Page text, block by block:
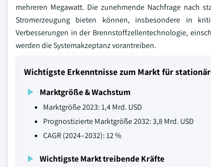
mehreren Megawatt. Die zunehmende Nachfrage nach
Stromerzeugung bieten können, insbesondere in
Verbesserungen in der Brennstoffzellentechnologie,
werden die Systemakzeptanz vorantreiben.
Wichtigste Erkenntnisse zum Markt für
Marktgröße & Wachstum
Marktgröße 2023: 1,4 Mrd. USD
Prognostizierte Marktgröße 2032: 3,8 Mrd. USD
CAGR (2024–2032): 12 %
Wichtigste Markt treibende Kräfte